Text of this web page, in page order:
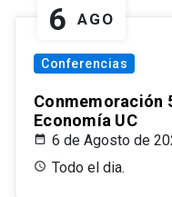
6 AGO
Conferencias
Conmemoración
Economía UC
6 de Agosto de
Todo el dia.